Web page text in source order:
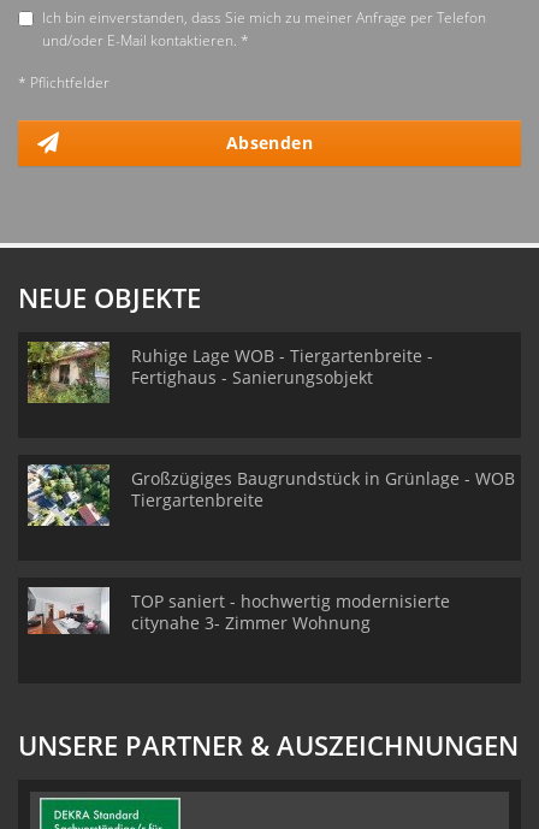
Ich bin einverstanden, dass Sie mich zu meiner Anfrage per Telefon
und/oder E-Mail kontaktieren. *
* Pflichtfelder
Absenden
NEUE OBJEKTE
Ruhige Lage WOB - Tiergartenbreite -
Fertighaus - Sanierungsobjekt
Großzügiges Baugrundstück in Grünlage - WOB
Tiergartenbreite
TOP saniert - hochwertig modernisierte
citynahe 3- Zimmer Wohnung
UNSERE PARTNER & AUSZEICHNUNGEN